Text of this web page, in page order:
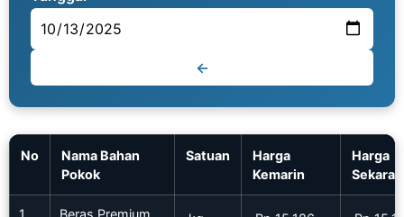
←
No
Nama Bahan
Pokok
Satuan
Harga
Kemarin
Harga
1 Beras Premium